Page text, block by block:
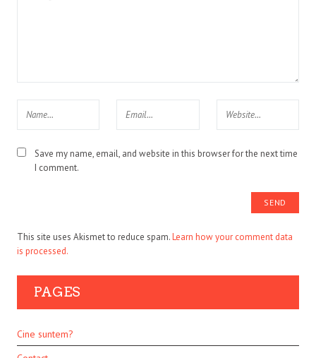
Save my name, email, and website in this browser for the next time
I comment.
This site uses Akismet to reduce spam.Learn how your comment data
is processed.
PAGES
Cine suntem?